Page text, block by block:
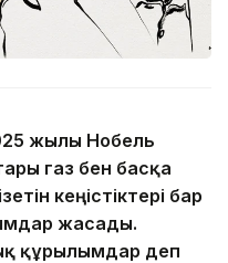
жылғы Нобель
газ бен басқа
кеңістіктері бар
жасады.
құрылымдар деп